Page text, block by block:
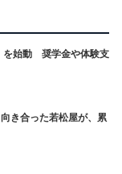
を始動 奨学金や体験支
き合った若松屋が、累